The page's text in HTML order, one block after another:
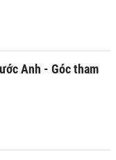
Anh - Góc tham